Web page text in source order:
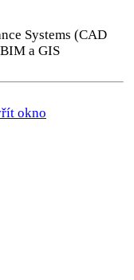
Systems (CAD
a GIS
okno